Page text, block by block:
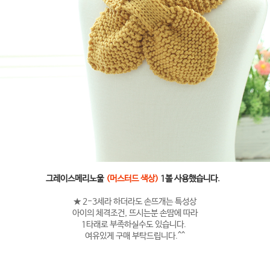
그레이스메리노울 (머스터드 색상) 1볼 사용했습니다.
★ 2-3세라 하더라도 손뜨개는 특성상
아이의 체격조건, 뜨시는분 손땀에 따라
1타래로 부족하실수도 있습니다.
여유있게 구매 부탁드립니다.^^